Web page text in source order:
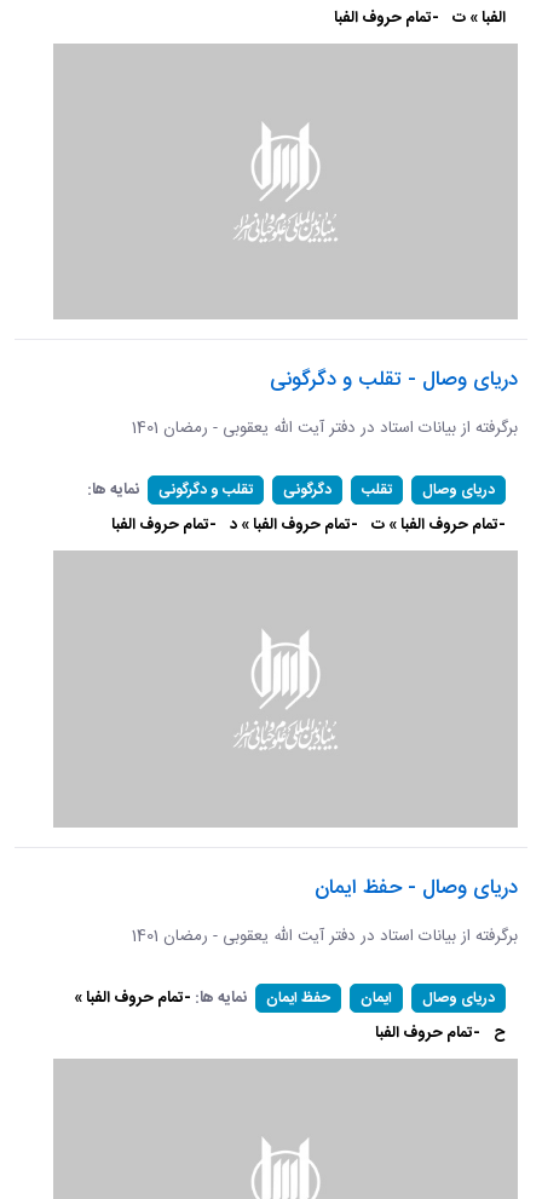
الفبا » ت -تمام حروف الفبا
دریای وصال - تقلب و دگرگونی
برگرفته از بیانات استاد در دفتر آیت الله یعقوبی - رمضان 1401
دریای وصال تقلب دگرگونی تقلب و دگرگونی
نمایه ها:
-تمام حروف الفبا » ت -تمام حروف الفبا » د -تمام حروف الفبا
دریای وصال - حفظ ایمان
برگرفته از بیانات استاد در دفتر آیت الله یعقوبی - رمضان 1401
دریای وصال ایمان حفظ ایمان نمایه ها: -تمام حروف الفبا »
ح -تمام حروف الفبا